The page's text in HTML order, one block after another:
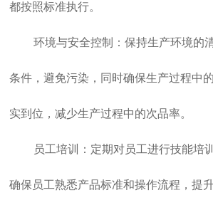
都按照标准执行。
环境与安全控制：保持生产环境的
条件，避免污染，同时确保生产过程中
实到位，减少生产过程中的次品率。
员工培训：定期对员工进行技能培
确保员工熟悉产品标准和操作流程，提